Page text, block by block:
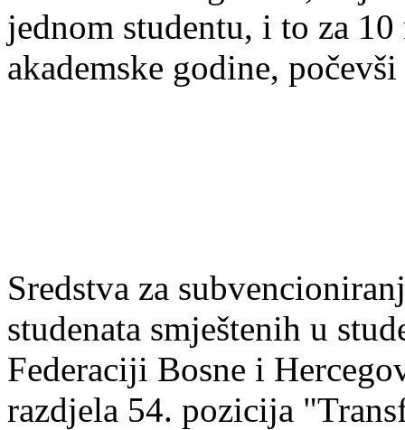
jednom studentu, i to za
akademske godine,
Sredstva za
studenata smještenih u
Federaciji Bosne i
razdjela 54. pozicija